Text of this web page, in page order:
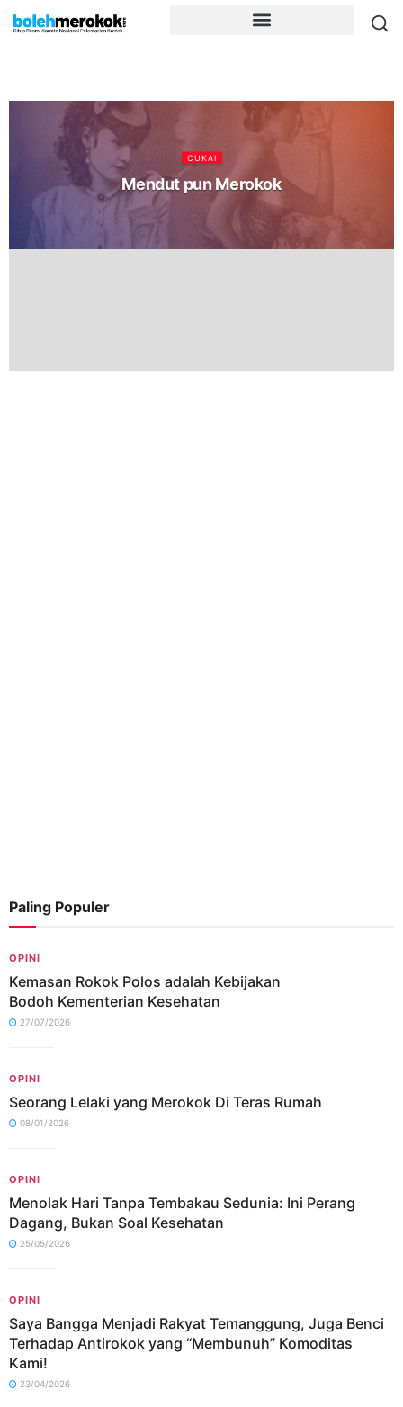
CUKAI
Mendut pun Merokok
Paling Populer
OPINI
Kemasan Rokok Polos adalah Kebijakan
Bodoh Kementerian Kesehatan
27/07/2026
OPINI
Seorang Lelaki yang Merokok Di Teras Rumah
08/01/2026
OPINI
Menolak Hari Tanpa Tembakau Sedunia: Ini Perang
Dagang, Bukan Soal Kesehatan
25/05/2026
OPINI
Saya Bangga Menjadi Rakyat Temanggung, Juga Benci
Terhadap Antirokok yang “Membunuh” Komoditas
Kami!
23/04/2026